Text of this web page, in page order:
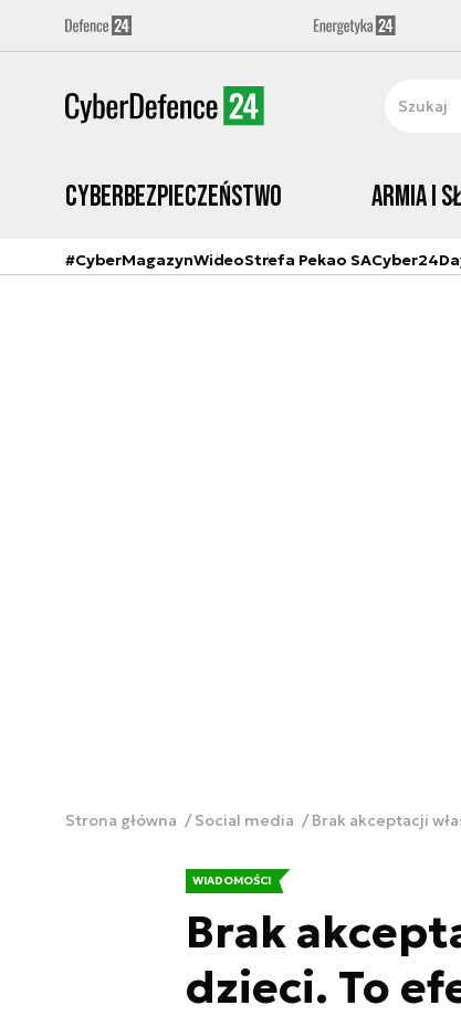
Cyberbezpieczeństwo Armia i
#CyberMagazynWideoStrefa Pekao SA
Strona główna Social media Brak akceptacji
WIADOMOŚCI
Brak
dzieci. To